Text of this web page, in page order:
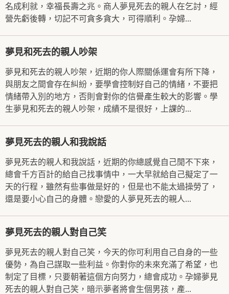
名成利就，幸福長壽之兆。商人夢見死去的親人在乞討，經
營先虧後轉，切記不可貪多貪大，可得順利。孕婦...
夢見和死去的親人吵架
夢見和死去的親人吵架，近期的你人際關係運會有所下降，
與朋友之間會存在糾紛，要學會控制好自己的情緒，不要把
情緒帶入別的地方，否則會對你的信譽產生較大的影響。學
生夢見和死去的親人吵架，成績不是很好，上課的...
夢見死去的親人和我說話
夢見死去的親人和我說話，近期的你總感覺自己閒不下來，
總會千方百計的給自己找事情中，一大早就給自己擬定了一
天的行程，雖然有些事做是好的，但是也不能太過操勞了，
還是要小心自己的身體。戀愛的人夢見死去的親人...
夢見死去的親人對自己笑
夢見死去的親人對自己笑，今天的你可利用自己自身的一些
優勢，為自己謀取一些利益。你對你的未來充滿了希望，也
制定了目標，只要朝著這個方向努力，總會成功。孕婦夢見
死去的親人對自己笑，暗示夢者將會生個男孩，產...